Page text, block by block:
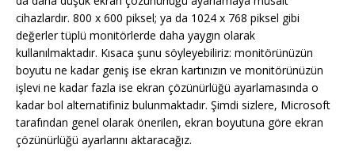
cihazlardır. 800 x 600 piksel; ya da 1024 x 768 piksel gibi
değerler tüplü monitörlerde daha yaygın olarak
kullanılmaktadır. Kısaca şunu söyleyebiliriz: monitörünüzün
boyutu ne kadar geniş ise ekran kartınızın ve monitörünüzün
işlevi ne kadar fazla ise ekran çözünürlüğü ayarlamasında o
kadar bol alternatifiniz bulunmaktadır. Şimdi sizlere, Microsoft
tarafından genel olarak önerilen, ekran boyutuna göre ekran
çözünürlüğü ayarlarını aktaracağız.